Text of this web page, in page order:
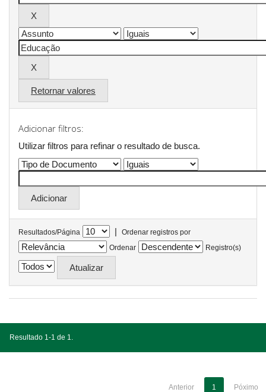
Retornar valores
Adicionar filtros:
Utilizar filtros para refinar o resultado de busca.
Resultados/Página |
Ordenar registros por
Ordenar
Registro(s)
Resultado 1-1 de 1.
Anterior 1 Póximo